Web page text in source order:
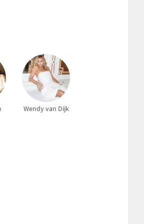
Wendy van Dijk